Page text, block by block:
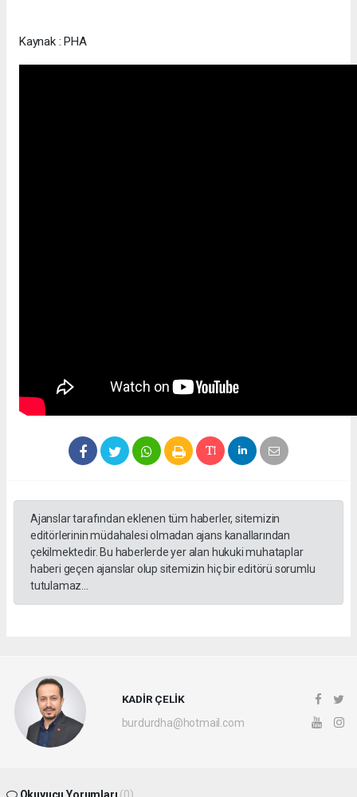
Kaynak : PHA
Ajanslar tarafından eklenen tüm haberler, sitemizin
editörlerinin müdahalesi olmadan ajans kanallarından
çekilmektedir. Bu haberlerde yer alan hukuki muhataplar
haberi geçen ajanslar olup sitemizin hiç bir editörü sorumlu
tutulamaz...
KADİR ÇELİK
burdurdha@hotmail.com
Okuyucu Yorumları (0)